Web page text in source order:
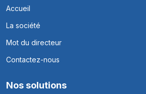
Accueil
La société
Mot du directeur
Contactez-nous
Nos solutions